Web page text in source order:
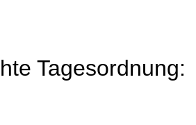
Tagesordnung: